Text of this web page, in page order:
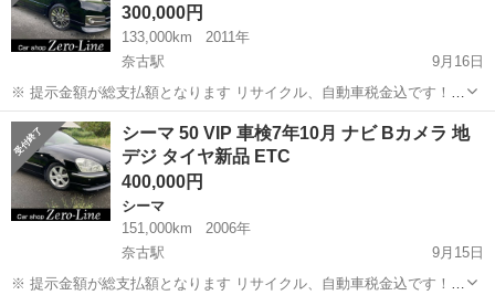
300,000円
133,000km
2011年
奈古駅
9月16日
※ 提示金額が総支払額となります リサイクル、自動車税金込です！
まず支払い能力がない、約束を守れない、調べれば分かることやくだ
らない質問、値引き交渉をされる方はコメント、連絡してこないでく
ださい。もしされた場合はブロッ...
山口 萩市 Bluetooth
シーマ 50 VIP 車検7年10月 ナビ Bカメラ 地
デジ タイヤ新品 ETC
400,000円
シーマ
151,000km
2006年
奈古駅
9月15日
※ 提示金額が総支払額となります リサイクル、自動車税金込です！